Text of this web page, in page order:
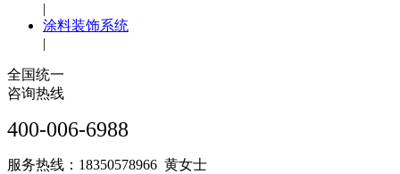
|
涂料装饰系统
|
全国统一
咨询热线
400-006-6988
服务热线：18350578966 黄女士